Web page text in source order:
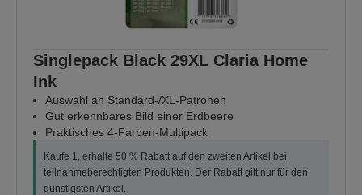
Singlepack Black 29XL Claria Home
Ink
Auswahl an Standard-/XL-Patronen
Gut erkennbares Bild einer Erdbeere
Praktisches 4-Farben-Multipack
Kaufe 1, erhalte 50 % Rabatt auf den zweiten Artikel bei
teilnahmeberechtigten Produkten. Der Rabatt gilt nur für den
günstigsten Artikel.